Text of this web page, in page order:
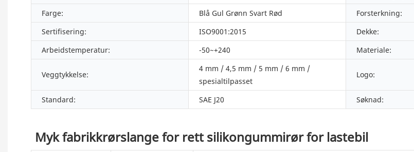
Farge:
Blå Gul Grønn Svart Rød Forsterkning:
Sertifisering:
ISO9001:2015 Dekke:
Arbeidstemperatur:
-50~+240 Materiale:
Veggtykkelse:
4 mm / 4,5 mm / 5 mm / 6 mm /
spesialtilpasset
Logo:
Standard: SAE J20 Søknad:
Myk fabrikkrørslange for rett silikongummirør for lastebil